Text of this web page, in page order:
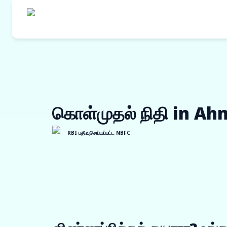
ஒர்க் ஆர்டர்
கொள்முதல் நிதி in
RBI பதிவுசெய்யப்பட்ட NBFC